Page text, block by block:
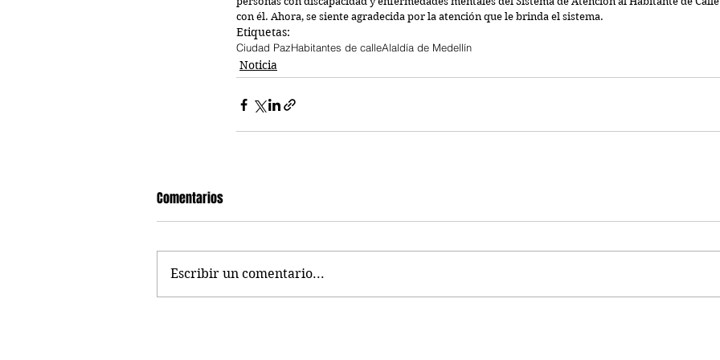
con él. Ahora, se siente agradecida por la atención que le brinda el sistema.
Etiquetas:
Ciudad PazHabitantes de calleAlaldía de Medellín
Noticia
Comentarios
Escribir un comentario...